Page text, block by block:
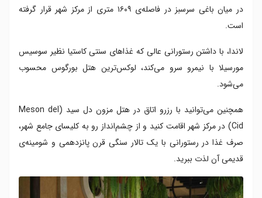
در میان باغی سرسبز در فاصله‌ی ۱۶۰۹ متری از مرکز شهر قرار گرفته
است.
لاندا، با داشتن رستورانی عالی که غذاهای سنتی کاستیا نظیر سوسیس
مورسیلا با نیمرو سرو می‌کند، لوکس‌ترین هتل بورگوس محسوب
می‌شود.
همچنین می‌توانید با رزرو اتاق در هتل مزون دل سید (Meson del
Cid) در مرکز شهر اقامت کنید و از چشم‌انداز‌ رو به کلیسای جامع شهر،
صرف غذا در رستورانی با یک تالار سنگی قرن پانزدهمی و شومینه‌‌ی
قدیمی آن لذت ببرید.